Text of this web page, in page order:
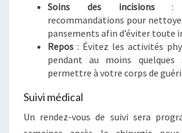
Soins des incisions:
recommandations pour
pansements afin d’éviter toute
Repos : Évitez les activités
pendant au moins quelques
permettre à votre corps de
Suivi médical
Un rendez-vous de suivi sera